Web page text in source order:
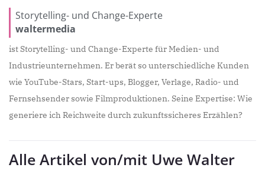
Storytelling- und Change-Experte
waltermedia
ist Storytelling- und Change-Experte für Medien- und
Industrieunternehmen. Er berät so unterschiedliche Kunden
wie YouTube-Stars, Start-ups, Blogger, Verlage, Radio- und
Fernsehsender sowie Filmproduktionen. Seine Expertise: Wie
generiere ich Reichweite durch zukunftssicheres Erzählen?
Alle Artikel von/mit Uwe Walter